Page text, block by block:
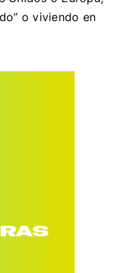
o viviendo en